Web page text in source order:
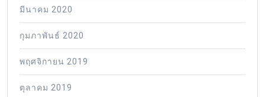
มีนาคม 2020
กุมภาพันธ์ 2020
พฤศจิกายน 2019
ตุลาคม 2019